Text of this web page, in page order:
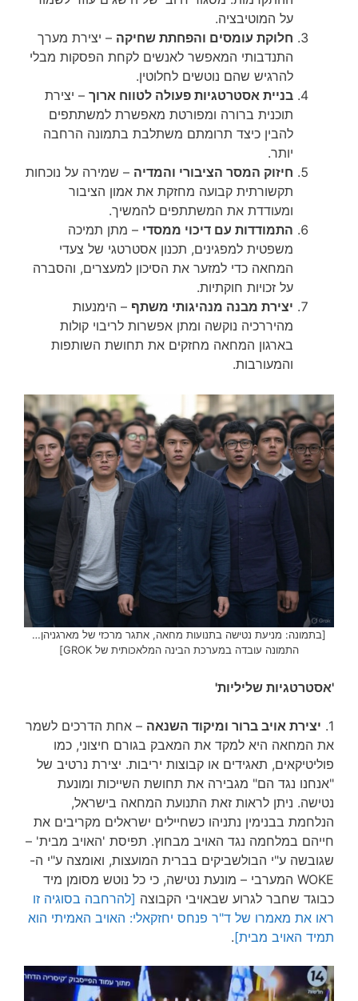
על המוטיבציה.
חלוקת עומסים והפחתת שחיקה – יצירת מערך
התנדבותי המאפשר לאנשים לקחת הפסקות מבלי
להרגיש שהם נוטשים לחלוטין.
בניית אסטרטגיות פעולה לטווח ארוך – יצירת
תוכנית ברורה ומפורטת מאפשרת למשתתפים
להבין כיצד תרומתם משתלבת בתמונה הרחבה
יותר.
חיזוק המסר הציבורי והמדיה – שמירה על נוכחות
תקשורתית קבועה מחזקת את אמון הציבור
ומעודדת את המשתתפים להמשיך.
התמודדות עם דיכוי ממסדי – מתן תמיכה
משפטית למפגינים, תכנון אסטרטגי של צעדי
המחאה כדי למזער את הסיכון למעצרים, והסברה
על זכויות חוקתיות.
יצירת מבנה מנהיגותי משתף – הימנעות
מהיררכיה נוקשה ומתן אפשרות לריבוי קולות
בארגון המחאה מחזקים את תחושת השותפות
והמעורבות.
[בתמונה: מניעת נטישה בתנועות מחאה, אתגר מרכזי של מארגניהן…
התמונה עובדה במערכת הבינה המלאכותית של GROK]
'אסטרטגיות שליליות'
1. יצירת אויב ברור ומיקוד השנאה – אחת הדרכים לשמר
את המחאה היא למקד את המאבק בגורם חיצוני, כמו
פוליטיקאים, תאגידים או קבוצות יריבות. יצירת נרטיב של
"אנחנו נגד הם" מגבירה את תחושת השייכות ומונעת
נטישה. ניתן לראות זאת התנועת המחאה בישראל,
הנלחמת בבנימין נתניהו כשחיילים ישראלים מקריבים את
חייהם במלחמה נגד האויב מבחוץ. תפיסת 'האויב מבית' –
שגובשה ע"י הבולשביקים בברית המועצות, ואומצה ע"י ה-
WOKE המערבי – מונעת נטישה, כי כל נוטש מסומן מיד
כבוגד שחבר לגרוע שבאויבי הקבוצה [להרחבה בסוגיה זו
ראו את מאמרו של ד"ר פנחס יחזקאלי: האויב האמיתי הוא
תמיד האויב מבית].